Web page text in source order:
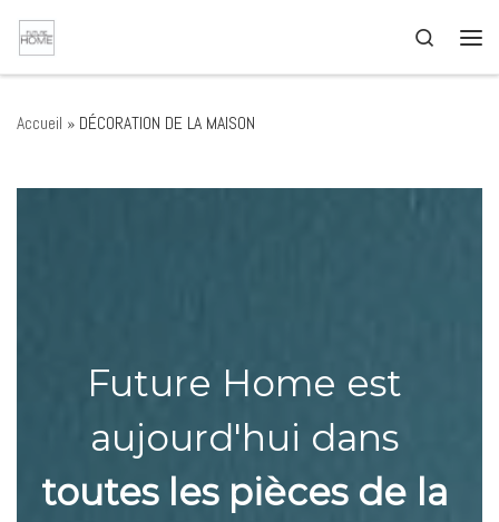
Passer au contenu
Search
Accueil » DÉCORATION DE LA MAISON
Future Home est
aujourd'hui dans
toutes les pièces de la